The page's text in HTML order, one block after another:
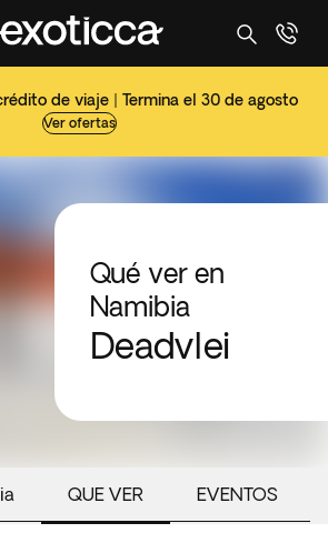
de viaje | Termina el 30 de agosto
Ver ofertas
Qué ver en
Namibia
Deadvlei
QUE VER EVENTOS